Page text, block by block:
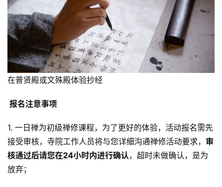
院
巡
礼
视
录
佛
教
艺
术
在普贤殿或文殊殿体验抄经
报名注意事项
1. 一日禅为初级禅修课程，为了更好的体验，活动报名需先
接受审核，寺院工作人员将与您详细沟通禅修活动要求， 审
核通过后请您在24小时内进行确认 ，超时未做确认，是为
放弃；